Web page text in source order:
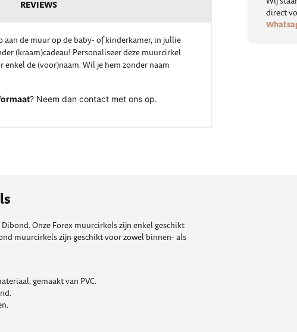
REVIEWS
aan de muur op de baby- of kinderkamer, in jullie
(kraam)cadeau! Personaliseer deze muurcirkel
enkel de (voor)naam. Wil je hem zonder naam
? Neem dan contact met ons op.
direct
Onze Forex muurcirkels zijn enkel geschikt
muurcirkels zijn geschikt voor zowel binnen- als
gemaakt van PVC.